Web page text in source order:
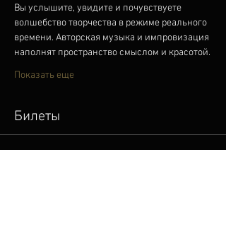
Вы услышите, увидите и почувствуете
волшебство творчества в режиме реального
времени. Авторская музыка и импровизация
наполнят пространство смыслом и красотой.
Показать еще
Билеты